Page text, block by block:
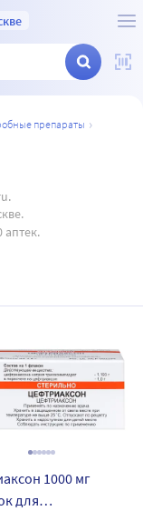
препараты
аптек.
1000 мг
для